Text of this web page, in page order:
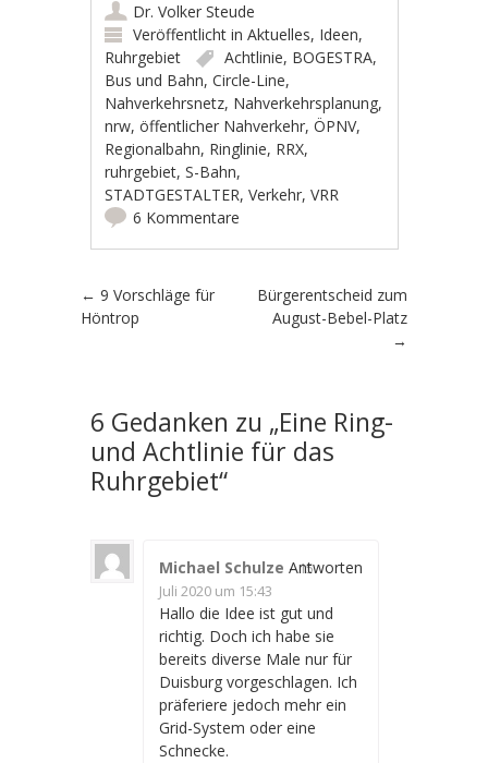
Dr. Volker Steude
Veröffentlicht inAktuelles, Ideen,
Ruhrgebiet
Achtlinie, BOGESTRA,
Bus und Bahn,Circle-Line,
Nahverkehrsnetz, Nahverkehrsplanung,
nrw,öffentlicher Nahverkehr,ÖPNV,
Regionalbahn, Ringlinie, RRX,
ruhrgebiet,S-Bahn,
STADTGESTALTER,Verkehr,VRR
6 Kommentare
Artikel-Navigation
← 9 Vorschläge für
Höntrop
Bürgerentscheid zum
August-Bebel-Platz
→
6 Gedanken zu „Eine Ring-
und Achtlinie für das
Ruhrgebiet“
Michael Schulze -15.
Juli 2020 um 15:43
Hallo die Idee ist gut und
richtig. Doch ich habe sie
bereits diverse Male nur für
Duisburg vorgeschlagen. Ich
präferiere jedoch mehr ein
Grid-System oder eine
Schnecke.
Antworten